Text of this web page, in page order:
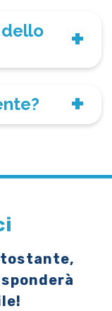
dello